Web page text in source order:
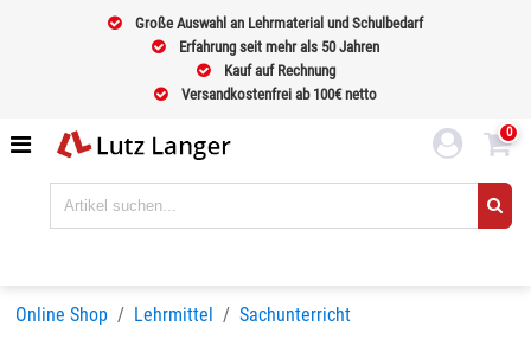
Große Auswahl an Lehrmaterial und Schulbedarf
Erfahrung seit mehr als 50 Jahren
Kauf auf Rechnung
Versandkostenfrei ab 100€ netto
0
Online Shop Lehrmittel Sachunterricht